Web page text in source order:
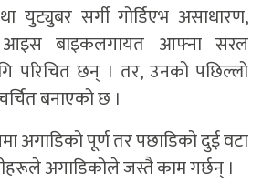
युट्युबर सर्गी गोर्डिएभ असाधारण,
बाइकलगायत आफ्ना सरल
परिचित छन् । तर, उनको पछिल्लो
बनाएको छ ।
अगाडिको पूर्ण तर पछाडिको दुई वटा
अगाडिकोले जस्तै काम गर्छन् ।